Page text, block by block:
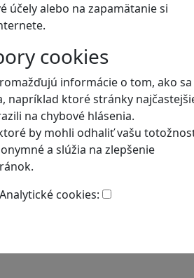
účely alebo na zapamätanie si
cookies
informácie o tom, ako sa
napríklad ktoré stránky
na chybové hlásenia.
by mohli odhaliť vašu
a slúžia na zlepšenie
Analytické cookies: